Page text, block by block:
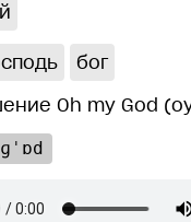
бог
Oh my God